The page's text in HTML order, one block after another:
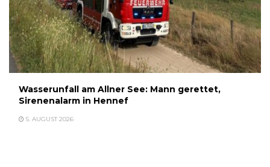
Wasserunfall am Allner See: Mann gerettet,
Sirenenalarm in Hennef
5. AUGUST 2026